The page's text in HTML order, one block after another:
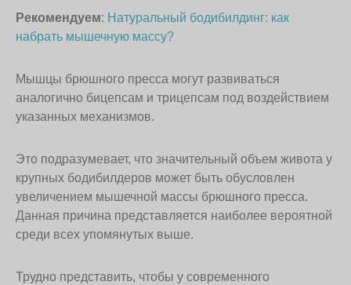
Рекомендуем: Натуральный бодибилдинг: как
набрать мышечную массу?
Мышцы брюшного пресса могут развиваться
аналогично бицепсам и трицепсам под воздействием
указанных механизмов.
Это подразумевает, что значительный объем живота у
крупных бодибилдеров может быть обусловлен
увеличением мышечной массы брюшного пресса.
Данная причина представляется наиболее вероятной
среди всех упомянутых выше.
Трудно представить, чтобы у современного